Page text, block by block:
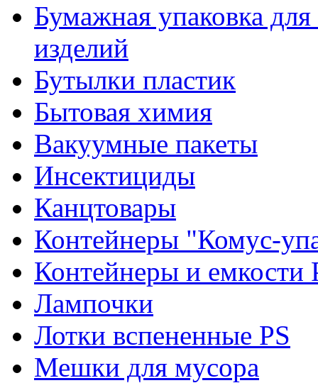
Бумажная упаковка
изделий
Бутылки пластик
Бытовая химия
Вакуумные пакеты
Инсектициды
Канцтовары
Контейнеры "Комус-
Контейнеры и емкости
Лампочки
Лотки вспененные PS
Мешки для мусора